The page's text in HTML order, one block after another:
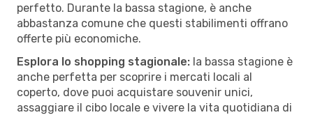
perfetto. Durante la bassa stagione, è anche
abbastanza comune che questi stabilimenti offrano
offerte più economiche.
Esplora lo shopping stagionale: la bassa stagione è
anche perfetta per scoprire i mercati locali al
coperto, dove puoi acquistare souvenir unici,
assaggiare il cibo locale e vivere la vita quotidiana di